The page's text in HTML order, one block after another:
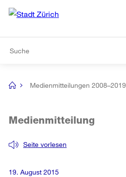
Navigation
[no
Medienmitteilungen 2008–2019
Seite vorlesen
Medienmitteilung
19. August 2015